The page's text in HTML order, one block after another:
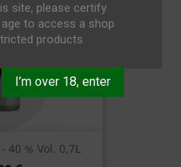
site, please certify
to access a shop
products
I’m over 18, enter
40 % Vol. 0,7L